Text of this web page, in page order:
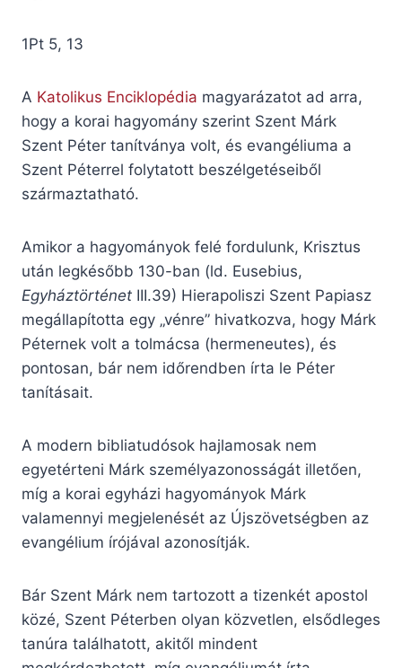
1Pt 5, 13
A Katolikus Enciklopédia magyarázatot ad arra,
hogy a korai hagyomány szerint Szent Márk
Szent Péter tanítványa volt, és evangéliuma a
Szent Péterrel folytatott beszélgetéseiből
származtatható.
Amikor a hagyományok felé fordulunk, Krisztus
után legkésőbb 130-ban (ld. Eusebius,
Egyháztörténet III.39) Hierapoliszi Szent Papiasz
megállapította egy „vénre” hivatkozva, hogy Márk
Péternek volt a tolmácsa (hermeneutes), és
pontosan, bár nem időrendben írta le Péter
tanításait.
A modern bibliatudósok hajlamosak nem
egyetérteni Márk személyazonosságát illetően,
míg a korai egyházi hagyományok Márk
valamennyi megjelenését az Újszövetségben az
evangélium írójával azonosítják.
Bár Szent Márk nem tartozott a tizenkét apostol
közé, Szent Péterben olyan közvetlen, elsődleges
tanúra találhatott, akitől mindent